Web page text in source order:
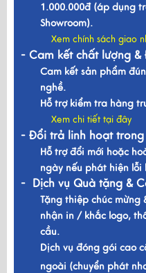
1.000.000đ (áp dụng
Showroom).
Xem chính sách giao
- Cam kết chất lượng &
Cam kết sản phẩm
nghề.
Hỗ trợ kiểm tra hàng
Xem chi tiết tại đây
- Đổi trả linh hoạt
Hỗ trợ đổi mới hoặc
ngày nếu phát hiện
- Dịch vụ Quà tặng &
Tặng thiệp chúc mừng
nhận in / khắc logo,
cầu.
Dịch vụ đóng gói cao
ngoài (chuyển phát